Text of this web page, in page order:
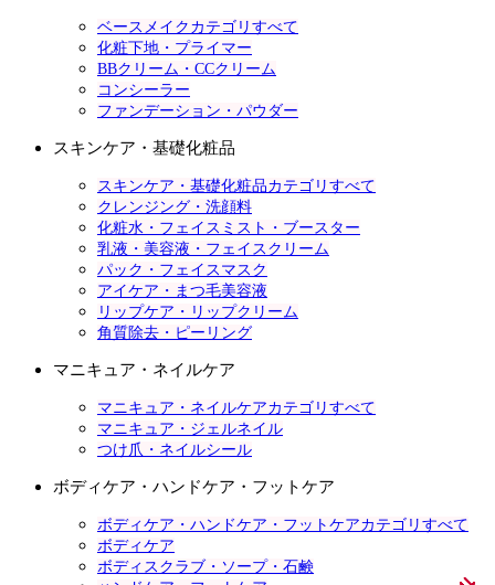
ベースメイクカテゴリすべて
化粧下地・プライマー
BBクリーム・CCクリーム
コンシーラー
ファンデーション・パウダー
スキンケア・基礎化粧品
スキンケア・基礎化粧品カテゴリすべて
クレンジング・洗顔料
化粧水・フェイスミスト・ブースター
乳液・美容液・フェイスクリーム
パック・フェイスマスク
アイケア・まつ毛美容液
リップケア・リップクリーム
角質除去・ピーリング
マニキュア・ネイルケア
マニキュア・ネイルケアカテゴリすべて
マニキュア・ジェルネイル
つけ爪・ネイルシール
ボディケア・ハンドケア・フットケア
ボディケア・ハンドケア・フットケアカテゴリすべて
ボディケア
ボディスクラブ・ソープ・石鹸